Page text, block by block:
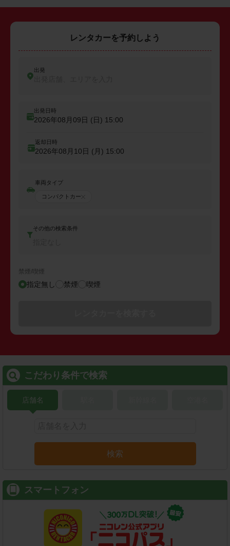
レンタカーを予約しよう
出発
出発日時
2026年08月09日 (日) 15:00
返却日時
2026年08月10日 (月) 15:00
車両タイプ
コンパクトカー
その他の検索条件
禁煙/喫煙
指定無し 禁煙 喫煙
こだわり条件で検索
店舗名
検索
スマートフォン